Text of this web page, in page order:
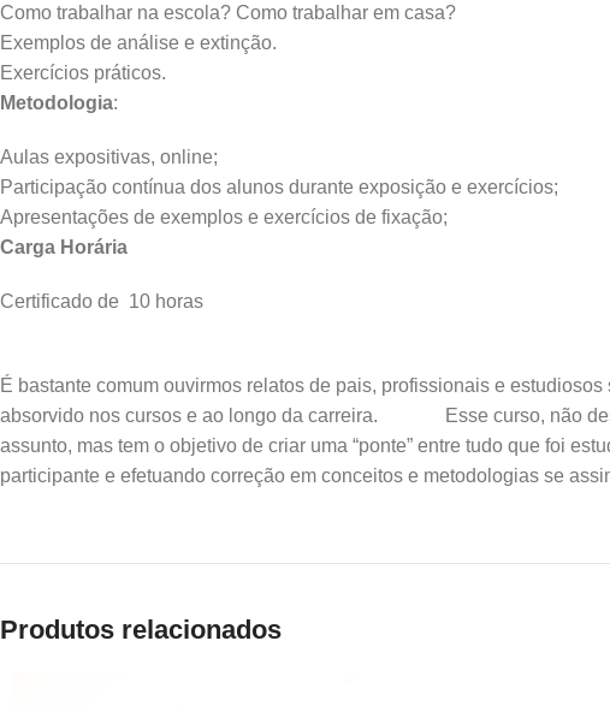
Como trabalhar na escola? Como trabalhar em casa?
Exemplos de análise e extinção.
Exercícios práticos.
Metodologia:
Aulas expositivas, online;
Participação contínua dos alunos durante exposição e exercícios;
Apresentações de exemplos e exercícios de fixação;
Carga Horária
Certificado de 10 horas
É bastante comum ouvirmos relatos de pais, profissionais e
absorvido nos cursos e ao longo da carreira. Esse curso, não
assunto, mas tem o objetivo de criar uma “ponte” entre tudo que foi
participante e efetuando correção em conceitos e metodologias se
Produtos relacionados